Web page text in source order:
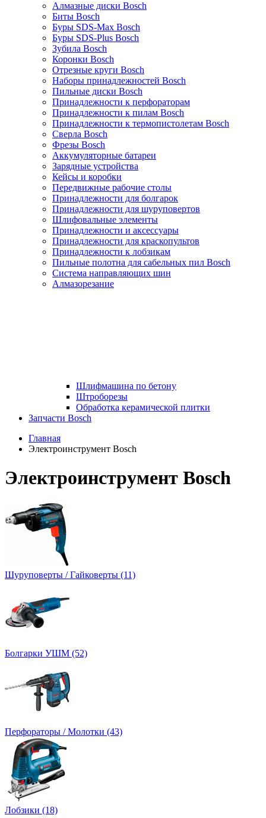
Алмазные диски Bosch
Биты Bosch
Буры SDS-Max Bosch
Буры SDS-Plus Bosch
Зубила Bosch
Коронки Bosch
Отрезные круги Bosch
Наборы принадлежностей Bosch
Пильные диски Bosch
Принадлежности к перфораторам
Принадлежности к пилам Bosch
Принадлежности к термопистолетам Bosch
Сверла Bosch
Фрезы Bosch
Аккумуляторные батареи
Зарядные устройства
Кейсы и коробки
Передвижные рабочие столы
Принадлежности для болгарок
Принадлежности для шуруповертов
Шлифовальные элементы
Принадлежности и аксессуары
Принадлежности для краскопультов
Принадлежности к лобзикам
Пильные полотна для сабельных пил Bosch
Система направляющих шин
Алмазорезание
Шлифмашина по бетону
Штроборезы
Обработка керамической плитки
Запчасти Bosch
Главная
Электроинструмент Bosch
Электроинструмент Bosch
Шуруповерты / Гайковерты (11)
Болгарки УШМ (52)
Перфораторы / Молотки (43)
Лобзики (18)